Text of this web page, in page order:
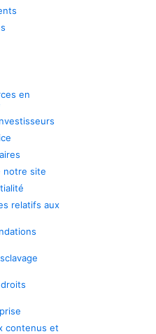
en
notre site
relatifs aux
contenus et